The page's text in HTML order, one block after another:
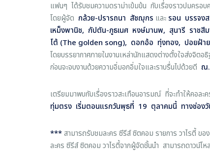
แฟนๆ ได้รับชมความดราม่าเข้มข้น กับเรื่องราวปมครอ
โดยผู้จัด กล้วย-ปรารถนา สัชฌุกร และ รอน บรรจง
เหม็งพานิช, กัปตัน-ภูธเนศ หงษ์มานพ, สุนารี ราช
โต้ (The golden song), ดอกอ้อ ทุ่งทอง, ปอยฝ้า
โดยบรรยากาศภายในงานเหล่านักแสดงต่างตั้งใจส่งจิต
ก่อนจะจบงานด้วยความอิ่มอกอิ่มใจและราบรื่นไปด้วยดี ณ
เตรียมมาพบกับเรื่องราวสะเทือนอารมณ์ ที่จะทำให้คอละ
ทุ่มตรง เริ่มตอนแรกวันพุธที่ 19 ตุลาคมนี้ ทางช่องวั
***สามารถรับชมละคร ซีรีส์ ซิตคอม รายการ วาไ
ละคร ซีรีส์ ซิตคอม วาไรตี้จากผู้จัดชั้นนำ สามารถดาวน์โห